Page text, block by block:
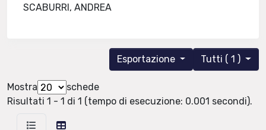
SCABURRI, ANDREA
Tutti ( 1 )
Esportazione
Mostra
schede
Risultati 1 - 1 di 1 (tempo di esecuzione: 0.001 secondi).